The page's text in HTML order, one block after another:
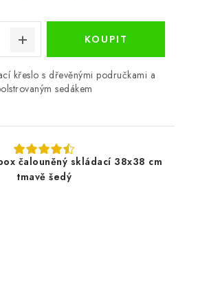
křeslo s dřevěnými područkami a
sedákem
čalouněný skládací 38x38 cm
tmavě šedý